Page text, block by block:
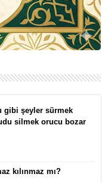
gibi şeyler sürmek
silmek orucu bozar
kılınmaz mı?